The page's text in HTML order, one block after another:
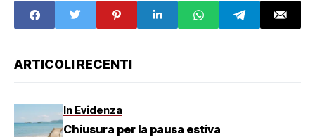
AZIENDE DM" -
14/05/2025
ARTICOLI RECENTI
In Evidenza
Chiusura per la pausa estiva